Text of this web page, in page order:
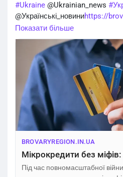
#Ukraine @Ukrainian_news
@Українські_новиниhttps://
Показати більше
BROVARYREGION.IN.UA
Під час повномасштабної